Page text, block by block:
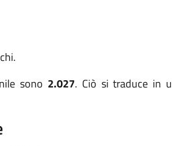
sono 2.027. Ciò si traduce in